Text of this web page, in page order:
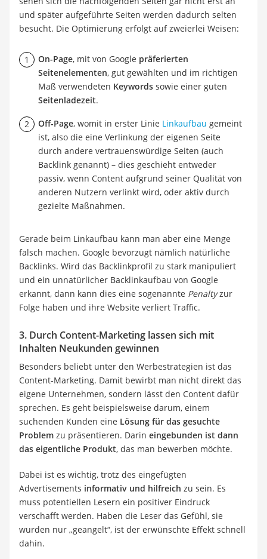
und später aufgeführte Seiten werden dadurch selten
besucht. Die Optimierung erfolgt auf zweierlei Weisen:
On-Page, mit von Google präferierten
Seitenelementen, gut gewählten und im richtigen
Maß verwendeten Keywords sowie einer guten
Seitenladezeit.
Off-Page, womit in erster Linie Linkaufbau gemeint
ist, also die eine Verlinkung der eigenen Seite
durch andere vertrauenswürdige Seiten (auch
Backlink genannt) – dies geschieht entweder
passiv, wenn Content aufgrund seiner Qualität von
anderen Nutzern verlinkt wird, oder aktiv durch
gezielte Maßnahmen.
Gerade beim Linkaufbau kann man aber eine Menge
falsch machen. Google bevorzugt nämlich natürliche
Backlinks. Wird das Backlinkprofil zu stark manipuliert
und ein unnatürlicher Backlinkaufbau von Google
erkannt, dann kann dies eine sogenannte Penaltyzur
Folge haben und ihre Website verliert Traffic.
3. Durch Content-Marketing lassen sich mit
Inhalten Neukunden gewinnen
Besonders beliebt unter den Werbestrategien ist das
Content-Marketing. Damit bewirbt man nicht direkt das
eigene Unternehmen, sondern lässt den Content dafür
sprechen. Es geht beispielsweise darum, einem
suchenden Kunden eine Lösung für das gesuchte
Problem zu präsentieren. Darin eingebunden ist dann
das eigentliche Produkt, das man bewerben möchte.
Dabei ist es wichtig, trotz des eingefügten
Advertisements informativ und hilfreich zu sein. Es
muss potentiellen Lesern ein positiver Eindruck
verschafft werden. Haben die Leser das Gefühl, sie
wurden nur „geangelt“, ist der erwünschte Effekt schnell
dahin.